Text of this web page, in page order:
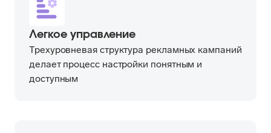
Легкое управление
Трехуровневая структура рекламных кампаний
делает процесс настройки понятным и
доступным